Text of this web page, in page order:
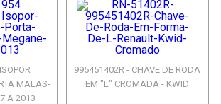
MALAS-
A 2013
995451402R - CHAVE DE RODA
EM "L" CROMADA - KWID